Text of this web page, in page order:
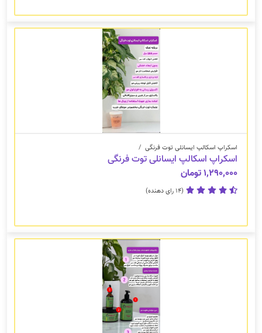
اسکراپ اسکالپ ایسانلی توت فرنگی /
اسکراپ اسکالپ ایسانلی توت فرنگی
۱,۲۹۰,۰۰۰ تومان
(14 رای دهنده)